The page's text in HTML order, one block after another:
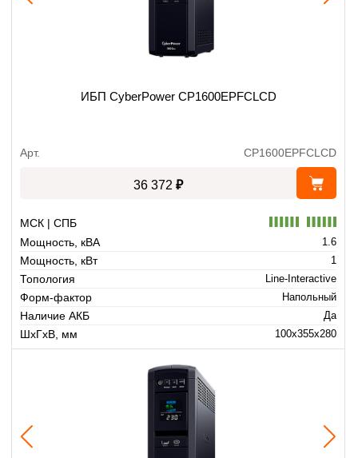
ИБП CyberPower CP1600EPFCLCD
Арт. CP1600EPFCLCD
36 372 ₽
МСК | СПБ
Мощность, кВА
1.6
Мощность, кВт 1
Топология Line-Interactive
Форм-фактор Напольный
Наличие АКБ Да
ШхГхВ, мм 100x355x280